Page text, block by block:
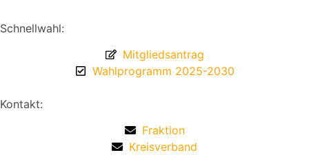
Schnellwahl:
Mitgliedsantrag
Wahlprogramm 2025-2030
Kontakt:
Fraktion
Kreisverband